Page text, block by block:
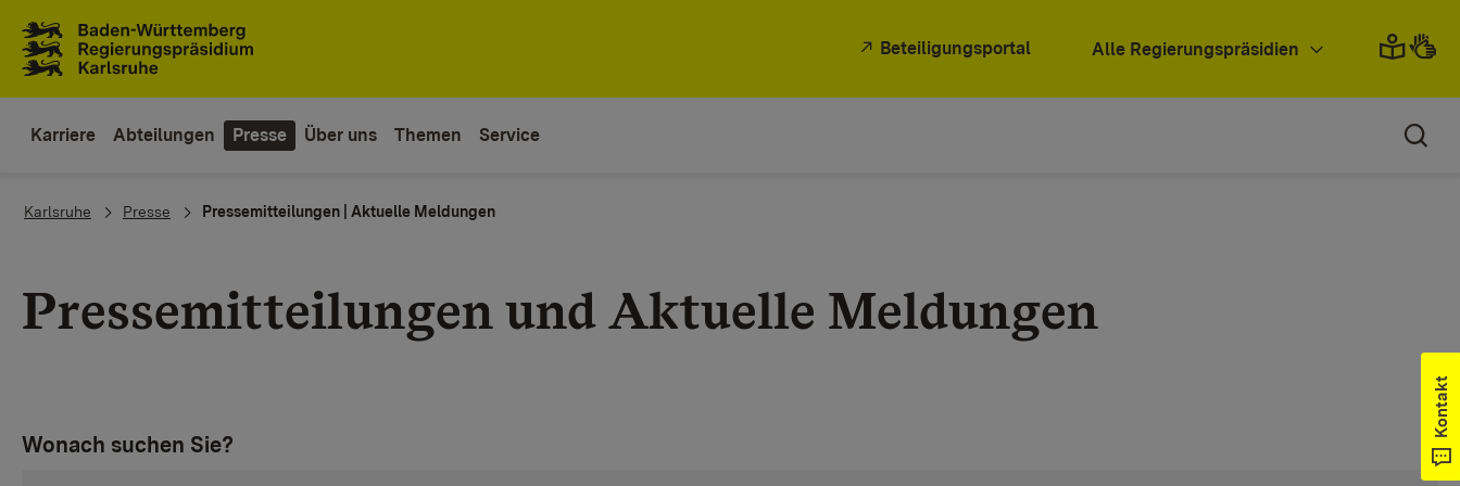
Beteiligungsportal Alle Regierungspräsidien
Karriere Abteilungen Presse Über uns Themen Service
You are here:
Karlsruhe Presse Pressemitteilungen | Aktuelle Meldungen
Pressemitteilungen und Aktuelle Meldungen
Wonach suchen Sie?
Kontakt